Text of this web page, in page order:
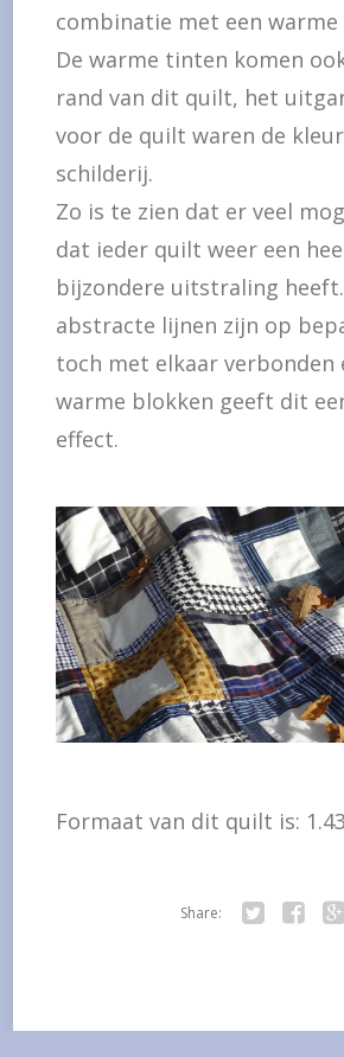
combinatie met een
De warme tinten komen
rand van dit quilt, het
voor de quilt waren de
schilderij.
Zo is te zien dat er veel
dat ieder quilt weer een
bijzondere uitstraling
abstracte lijnen zijn op
toch met elkaar verbonden
warme blokken geeft dit
effect.
Formaat van dit quilt is:
Share: